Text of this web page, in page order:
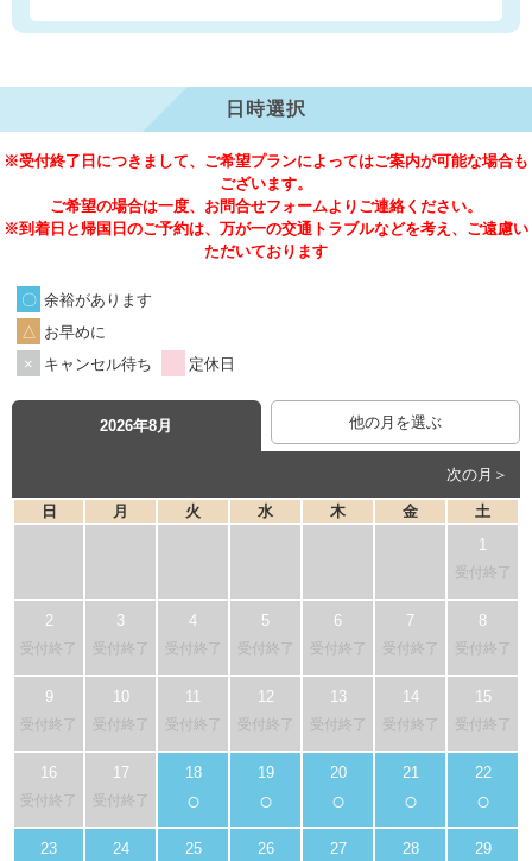
日時選択
※受付終了日につきまして、ご希望プランによってはご案内が可能な場合も
ございます。
ご希望の場合は一度、お問合せフォームよりご連絡ください。
※到着日と帰国日のご予約は、万が一の交通トラブルなどを考え、ご遠慮い
ただいております
余裕があります
お早めに
キャンセル待ち
定休日
2026年8月 他の月を選ぶ
次の月＞
日 月 火 水 木 金 土
受付終了
受付終了 受付終了 受付終了 受付終了 受付終了 受付終了 受付終了
受付終了 受付終了 受付終了 受付終了 受付終了 受付終了 受付終了
受付終了 受付終了 ○ ○ ○ ○ ○